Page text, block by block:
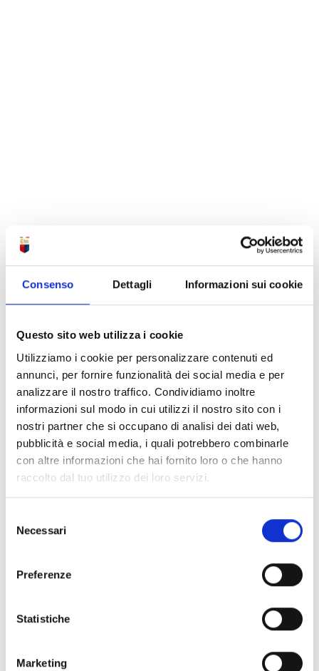
Consenso Dettagli Informazioni sui cookie
Questo sito web utilizza i cookie
Utilizziamo i cookie per personalizzare contenuti ed
annunci, per fornire funzionalità dei social media e per
analizzare il nostro traffico. Condividiamo inoltre
informazioni sul modo in cui utilizzi il nostro sito con i
nostri partner che si occupano di analisi dei dati web,
pubblicità e social media, i quali potrebbero combinarle
con altre informazioni che hai fornito loro o che hanno
raccolto dal tuo utilizzo dei loro servizi.
delNecessari
Preferenze
Statistiche
Marketing